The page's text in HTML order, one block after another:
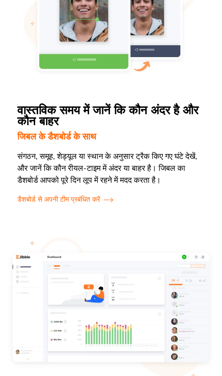
वास्तविक समय में जानें कि कौन अंदर है और
कौन बाहर
जिबल के डैशबोर्ड के साथ
संगठन, समूह, शेड्यूल या स्थान के अनुसार ट्रैक किए गए घंटे देखें,
और जानें कि कौन रीयल-टाइम में अंदर या बाहर है। जिबल का
डैशबोर्ड आपको पूरे दिन लूप में रहने में मदद करता है।
डैशबोर्ड से अपनी टीम प्रबंधित करें